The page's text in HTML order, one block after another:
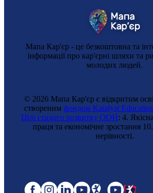
Мапа Кар'єр - це безкоштовна та
інформації про кар'єрні шляхи та
молодих людей.
© 2026 Мапа Кар'єр є відкритим
створеним фондом Katalyst Education
Цілі сталого розвитку ООН: 4.
праця та економічне зростання
нерівності.